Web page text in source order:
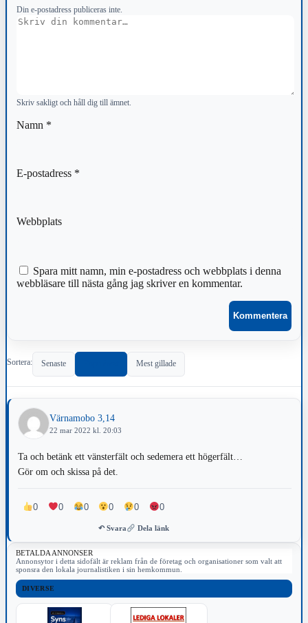
Din e-postadress publiceras inte.
Kommentar
Skriv sakligt och håll dig till ämnet.
Namn *
E-postadress *
Webbplats
Spara mitt namn, min e-postadress och webbplats i denna
webbläsare till nästa gång jag skriver en kommentar.
Sortera: Senaste Mest gillade
Värnamobo 3,14
22 mar 2022 kl. 20:03
Ta och betänk ett vänsterfält och sedemera ett högerfält…
Gör om och skissa på det.
0 0 0 0 0 0
↶ Svara Dela länk
BETALDA ANNONSER
Annonsytor i detta sidofält är reklam från de företag och organisationer som valt att
sponsra den lokala journalistiken i sin hemkommun.
DIVERSE